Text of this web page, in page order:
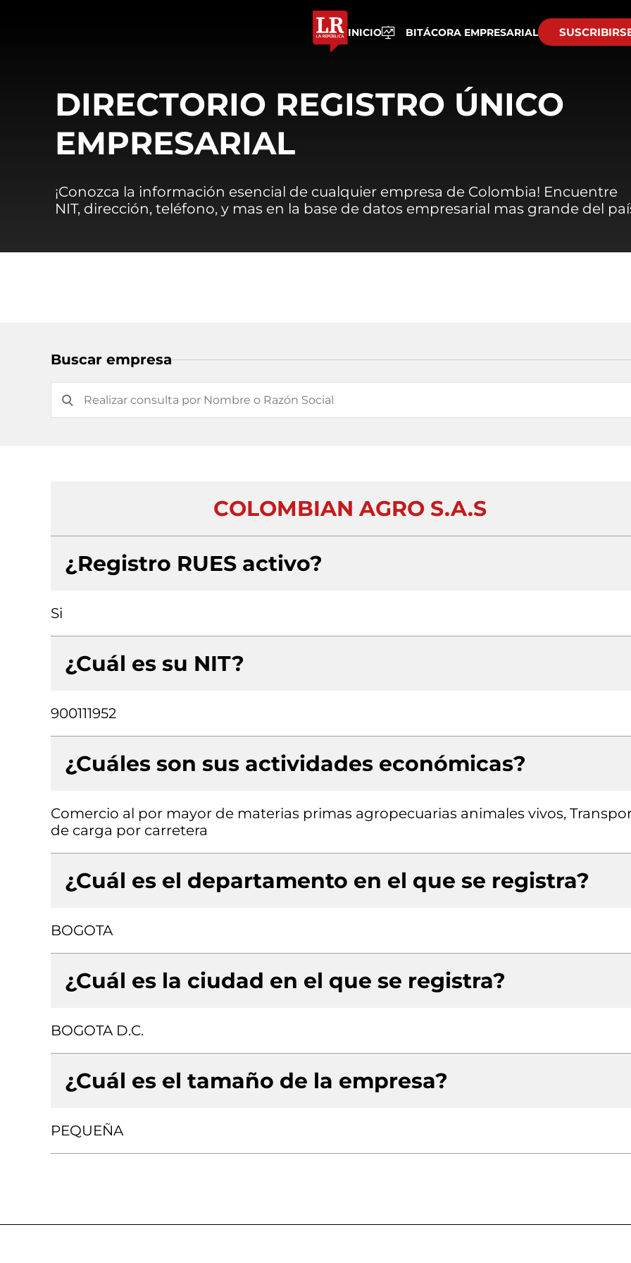
INICIO BITÁCORA EMPRESARIAL
DIRECTORIO REGISTRO ÚNICO
EMPRESARIAL
¡Conozca la información esencial de cualquier empresa de Colombia! Encuentre
NIT, dirección, teléfono, y mas en la base de datos empresarial mas grande del
Buscar empresa
COLOMBIAN AGRO S.A.S
¿Registro RUES activo?
Si
¿Cuál es su NIT?
900111952
¿Cuáles son sus actividades económicas?
Comercio al por mayor de materias primas agropecuarias animales vivos,
de carga por carretera
¿Cuál es el departamento en el que se registra?
BOGOTA
¿Cuál es la ciudad en el que se registra?
BOGOTA D.C.
¿Cuál es el tamaño de la empresa?
PEQUEÑA